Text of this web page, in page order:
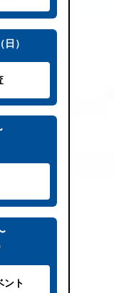
）
ント